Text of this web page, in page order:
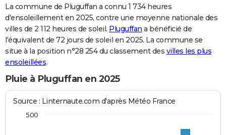
La commune de Pluguffan a connu 1 734 heures
d'ensoleillement en 2025, contre une moyenne nationale des
villes de 2 112 heures de soleil. Pluguffan a bénéficié de
l'équivalent de 72 jours de soleil en 2025. La commune se
situe à la position n°28 254 du classement des villes les plus
ensoleillées.
Pluie à Pluguffan en 2025
Source : Linternaute.com d'après Météo France
500